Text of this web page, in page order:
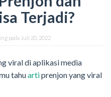
Terjadi?
pada Juli 20, 2022
viral di aplikasi media
tahuartiprenjon yang viral